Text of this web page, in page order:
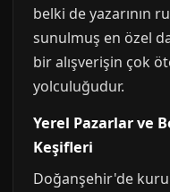
belki de yazarının
sunulmuş en özel
bir alışverişin çok
yolculuğudur.
Yerel Pazarlar ve
Keşifleri
Doğanşehir'de